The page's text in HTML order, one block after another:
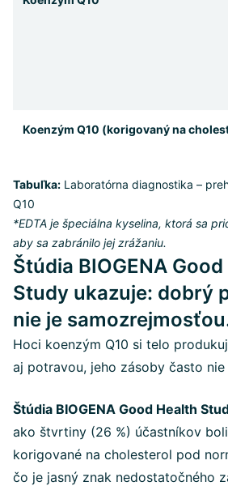
Koenzým Q10 (korigovaný na
Tabuľka: Laboratórna diagnostika –
Q10
*EDTA je špeciálna kyselina, ktorá sa
aby sa zabránilo jej zrážaniu.
Štúdia BIOGENA
Study ukazuje: dobrý
nie je
Hoci koenzým Q10 si telo
aj potravou, jeho zásoby často nie
Štúdia BIOGENA Good Health
ako štvrtiny (26 %) účastníkov
korigované na cholesterol pod
čo je jasný znak nedostatočného